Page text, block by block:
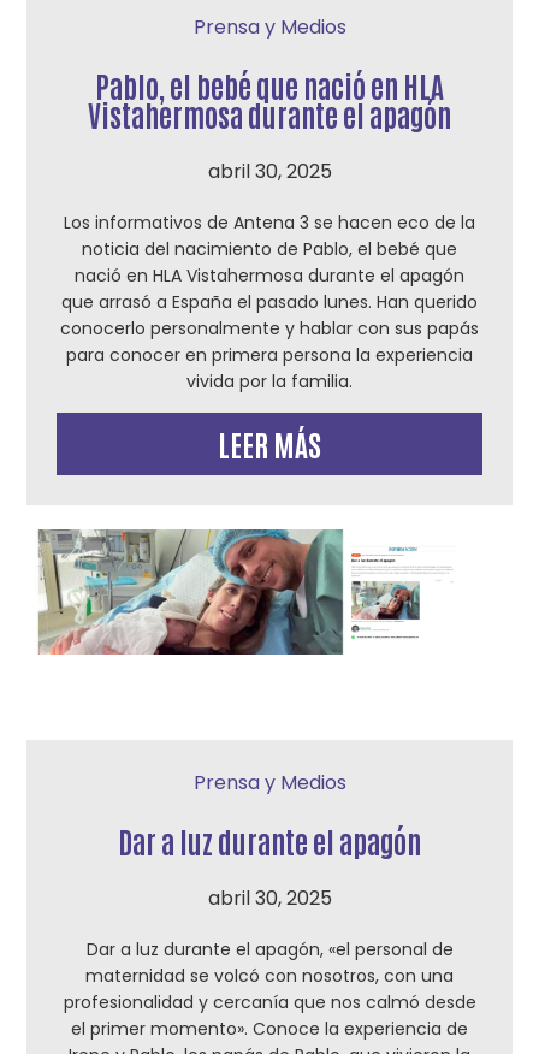
Prensa y Medios
Pablo, el bebé que nació en HLA
Vistahermosa durante el apagón
abril 30, 2025
Los informativos de Antena 3 se hacen eco de la
noticia del nacimiento de Pablo, el bebé que
nació en HLA Vistahermosa durante el apagón
que arrasó a España el pasado lunes. Han querido
conocerlo personalmente y hablar con sus papás
para conocer en primera persona la experiencia
vivida por la familia.
LEER MÁS
Prensa y Medios
Dar a luz durante el apagón
abril 30, 2025
Dar a luz durante el apagón, «el personal de
maternidad se volcó con nosotros, con una
profesionalidad y cercanía que nos calmó desde
el primer momento». Conoce la experiencia de